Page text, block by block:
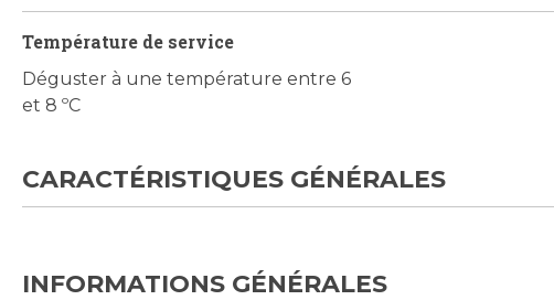
Température de service
Déguster à une température entre 6
et 8 ºC
CARACTÉRISTIQUES GÉNÉRALES
INFORMATIONS GÉNÉRALES